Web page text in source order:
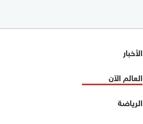
الأخبار
العالم الآن
الرياضة